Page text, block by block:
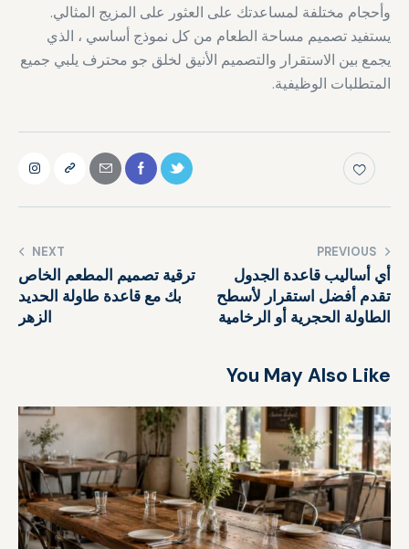
وأحجام مختلفة لمساعدتك على العثور على المزيج المثالي.
يستفيد تصميم مساحة الطعام من كل نموذج أساسي ، الذي
يجمع بين الاستقرار والتصميم الأنيق لخلق جو محترف يلبي جميع
المتطلبات الوظيفية.
PREVIOUS
أي أساليب قاعدة الجدول
تقدم أفضل استقرار لأسطح
الطاولة الحجرية أو الرخامية
NEXT
ترقية تصميم المطعم الخاص
بك مع قاعدة طاولة الحديد
الزهر
You May Also Like